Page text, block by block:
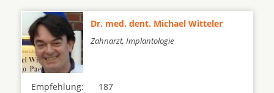
Dr. med. dent. Michael Witteler
Zahnarzt, Implantologie
Empfehlung:
187